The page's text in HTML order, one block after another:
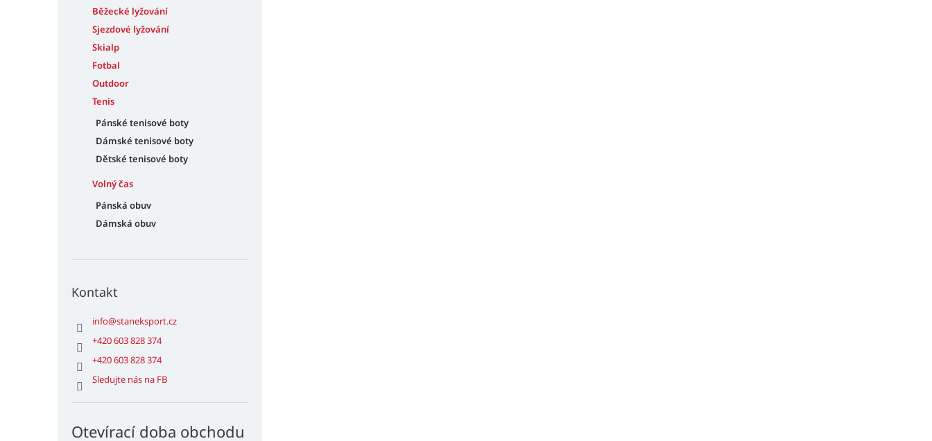
Běžecké lyžování
Sjezdové lyžování
Skialp
Fotbal
Outdoor
Tenis
Pánské tenisové boty
Dámské tenisové boty
Dětské tenisové boty
Volný čas
Pánská obuv
Dámská obuv
Kontakt
info@staneksport.cz
+420 603 828 374
+420 603 828 374
Sledujte nás na FB
Otevírací doba obchodu